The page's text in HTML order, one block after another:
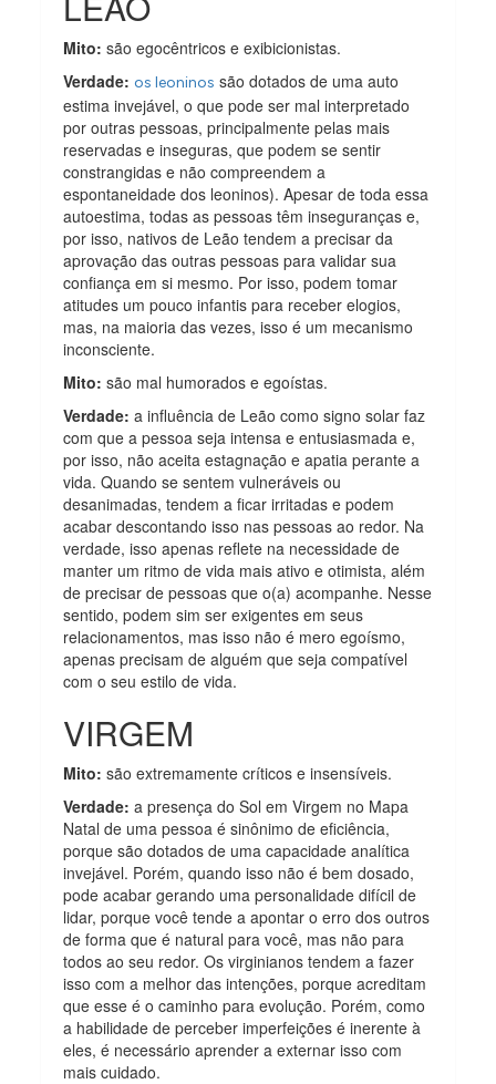
Mito: são egocêntricos e exibicionistas.
Verdade: os leoninos são dotados de uma auto
estima invejável, o que pode ser mal interpretado
por outras pessoas, principalmente pelas mais
reservadas e inseguras, que podem se sentir
constrangidas e não compreendem a
espontaneidade dos leoninos). Apesar de toda essa
autoestima, todas as pessoas têm inseguranças e,
por isso, nativos de Leão tendem a precisar da
aprovação das outras pessoas para validar sua
confiança em si mesmo. Por isso, podem tomar
atitudes um pouco infantis para receber elogios,
mas, na maioria das vezes, isso é um mecanismo
inconsciente.
Mito: são mal humorados e egoístas.
Verdade: a influência de Leão como signo solar faz
com que a pessoa seja intensa e entusiasmada e,
por isso, não aceita estagnação e apatia perante a
vida. Quando se sentem vulneráveis ou
desanimadas, tendem a ficar irritadas e podem
acabar descontando isso nas pessoas ao redor. Na
verdade, isso apenas reflete na necessidade de
manter um ritmo de vida mais ativo e otimista, além
de precisar de pessoas que o(a) acompanhe. Nesse
sentido, podem sim ser exigentes em seus
relacionamentos, mas isso não é mero egoísmo,
apenas precisam de alguém que seja compatível
com o seu estilo de vida.
VIRGEM
Mito: são extremamente críticos e insensíveis.
Verdade: a presença do Sol em Virgem no Mapa
Natal de uma pessoa é sinônimo de eficiência,
porque são dotados de uma capacidade analítica
invejável. Porém, quando isso não é bem dosado,
pode acabar gerando uma personalidade difícil de
lidar, porque você tende a apontar o erro dos outros
de forma que é natural para você, mas não para
todos ao seu redor. Os virginianos tendem a fazer
isso com a melhor das intenções, porque acreditam
que esse é o caminho para evolução. Porém, como
a habilidade de perceber imperfeições é inerente à
eles, é necessário aprender a externar isso com
mais cuidado.